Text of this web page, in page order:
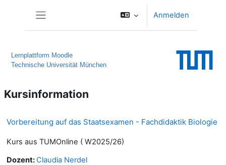
Anmelden
Lernplattform Moodle
Technische Universität München
Kursinformation
Vorbereitung auf das Staatsexamen - Fachdidaktik Biologie
Kurs aus TUMOnline ( W2025/26)
Dozent:Claudia Nerdel